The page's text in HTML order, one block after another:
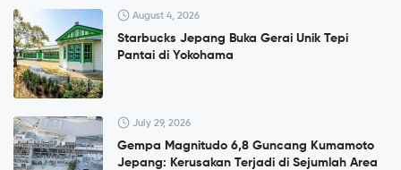
August 4, 2026
Starbucks Jepang Buka Gerai Unik Tepi
Pantai di Yokohama
July 29, 2026
Gempa Magnitudo 6,8 Guncang Kumamoto
Jepang: Kerusakan Terjadi di Sejumlah Area